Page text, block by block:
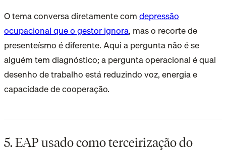
O tema conversa diretamente comdepressão
ocupacional que o gestor ignora, mas o recorte de
presenteísmo é diferente. Aqui a pergunta não é se
alguém tem diagnóstico; a pergunta operacional é qual
desenho de trabalho está reduzindo voz, energia e
capacidade de cooperação.
5. EAP usado como terceirização do